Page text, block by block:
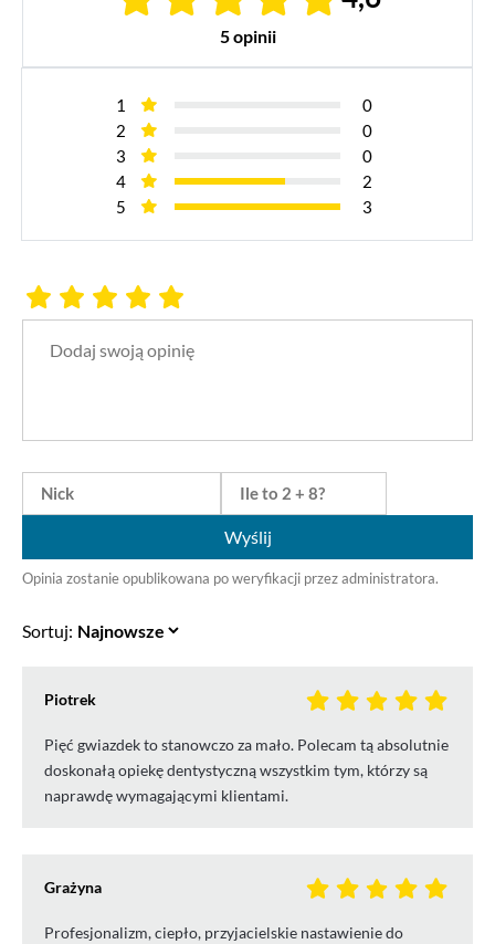
5 opinii
1
0
2
0
3
0
4
2
5
3
Wyślij
Opinia zostanie opublikowana po weryfikacji przez administratora.
Sortuj:
Piotrek
Pięć gwiazdek to stanowczo za mało. Polecam tą absolutnie
doskonałą opiekę dentystyczną wszystkim tym, którzy są
naprawdę wymagającymi klientami.
Grażyna
Profesjonalizm, ciepło, przyjacielskie nastawienie do